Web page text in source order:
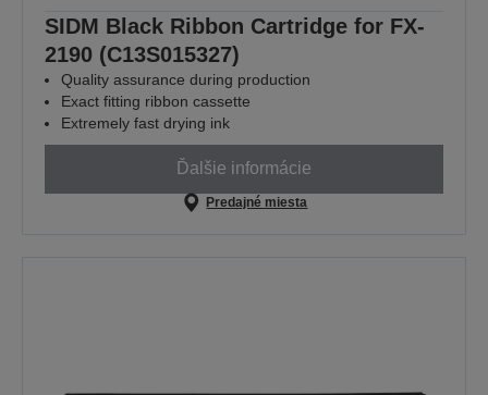
SIDM Black Ribbon Cartridge for FX-
2190 (C13S015327)
Quality assurance during production
Exact fitting ribbon cassette
Extremely fast drying ink
Ďalšie informácie
Predajné miesta